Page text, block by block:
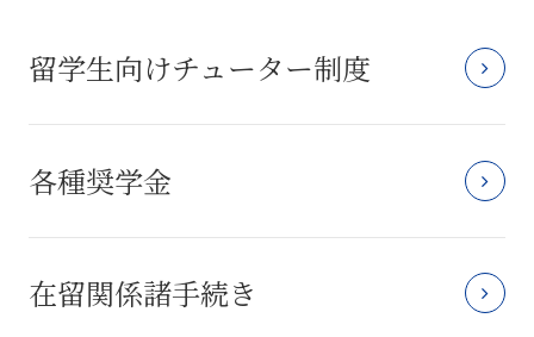
留学生向けチューター制度
各種奨学金
在留関係諸手続き